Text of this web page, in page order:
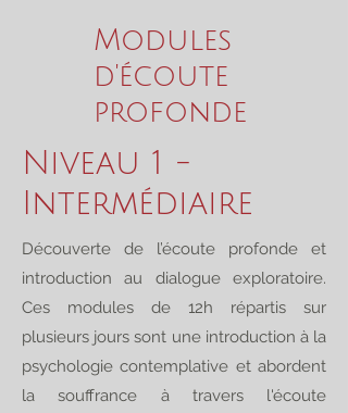
Modules
d'écoute
profonde
Niveau 1 -
Intermédiaire
Découverte de l’écoute profonde et
introduction au dialogue exploratoire.
Ces modules de 12h répartis sur
plusieurs jours sont une introduction à la
psychologie contemplative et abordent
la souffrance à travers l'écoute